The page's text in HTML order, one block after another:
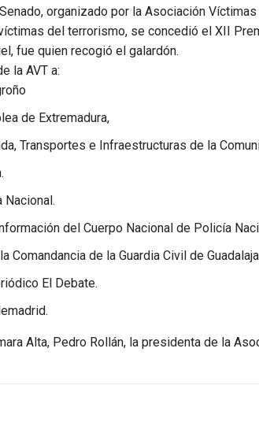
organizado por la Asociación
del terrorismo, se concedió el XII
fue quien recogió el galardón.
la AVT a:
de Extremadura,
Transportes e Infraestructuras de la
Nacional.
del Cuerpo Nacional de Policía
de la Guardia Civil de
El Debate.
Alta, Pedro Rollán, la presidenta de la